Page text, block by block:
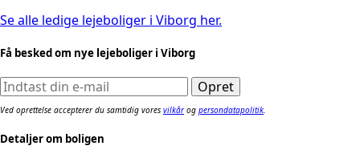
Se alle ledige lejeboliger i Viborg her.
Få besked om nye lejeboliger i Viborg
Ved oprettelse accepterer du samtidig vores vilkårog persondatapolitik
Detaljer om boligen